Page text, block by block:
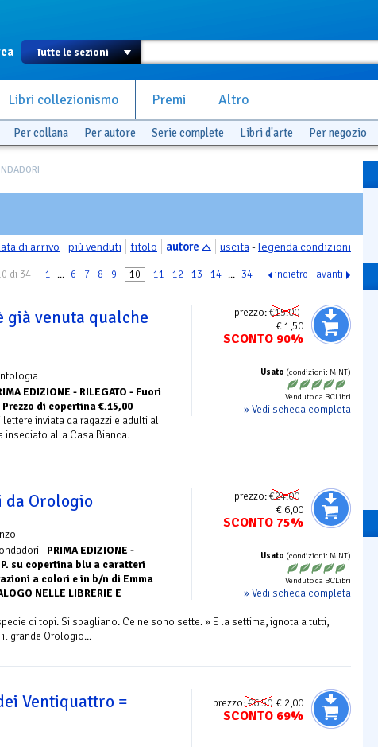
Libri collezionismo Premi Altro
Per collana Per autore Serie complete Libri d'arte Per negozio
di arrivo più venduti titolo autore uscita-legenda condizioni
di 34 1 ... 6 7 8 9 10 11 12 13 14 ... 34 indietro avanti
prezzo:€15.00
€ 1,50
SCONTO 90%
Usato (condizioni: MINT)
Venduto da BCLibri
» Vedi scheda completa
già venuta qualche
EDIZIONE - RILEGATO - Fuori
di copertina €.15,00
inviata da ragazzi e adulti al
insediato alla Casa Bianca.
prezzo:€24.00
€ 6,00
SCONTO 75%
Usato (condizioni: MINT)
Venduto da BCLibri
» Vedi scheda completa
da Orologio
- PRIMA EDIZIONE -
su copertina blu a caratteri
a colori e in b/n di Emma
NELLE LIBRERIE E
di topi. Si sbagliano. Ce ne sono sette. » E la settima, ignota a tutti,
grande Orologio...
prezzo:€6.50 € 2,00
SCONTO 69%
Ventiquattro =